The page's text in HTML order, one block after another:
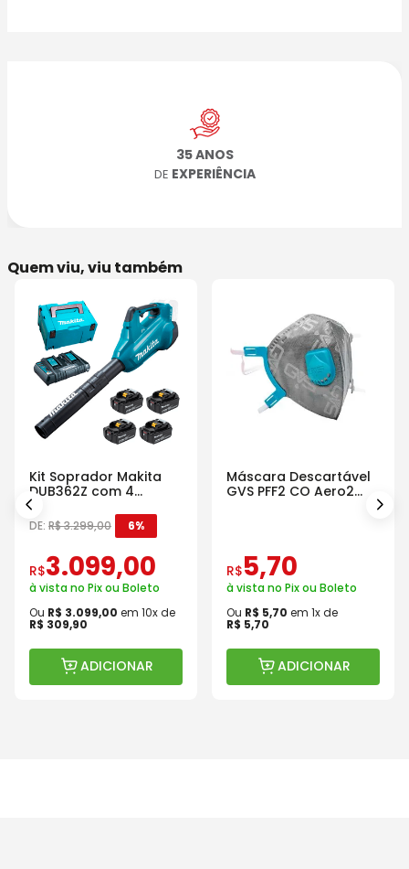
35 ANOS
DE EXPERIÊNCIA
Quem viu, viu também
Kit Soprador Makita
DUB362Z com 4
Baterias Carregador e
Maleta
DE: R$3.299,00 6%
R$3.099,00
à vista no Pix ou Boleto
Ou R$ 3.099,00 em 10x de
R$ 309,90
ADICIONAR
Máscara Descartável
GVS PFF2 CO Aero2
R$5,70
à vista no Pix ou Boleto
Ou R$ 5,70 em 1x de
R$ 5,70
ADICIONAR